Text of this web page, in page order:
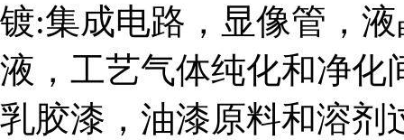
镀:集成电路，显像管，
液，工艺气体纯化和净化
乳胶漆，油漆原料和溶剂